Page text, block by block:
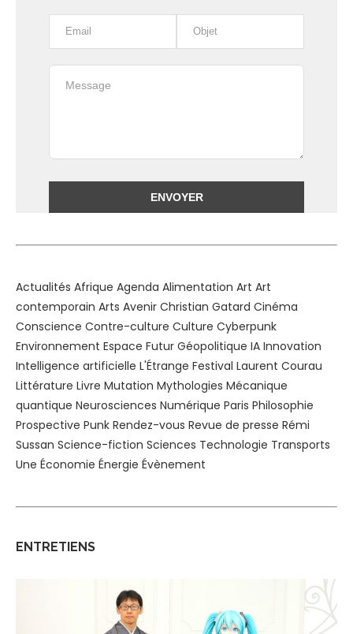
Actualités Afrique Agenda Alimentation Art Art
contemporain Arts Avenir Christian Gatard Cinéma
Conscience Contre-culture Culture Cyberpunk
Environnement Espace Futur Géopolitique IA Innovation
Intelligence artificielle L'Étrange Festival Laurent Courau
Littérature Livre Mutation Mythologies Mécanique
quantique Neurosciences Numérique Paris Philosophie
Prospective Punk Rendez-vous Revue de presse Rémi
Sussan Science-fiction Sciences Technologie Transports
Une Économie Énergie Évènement
ENTRETIENS